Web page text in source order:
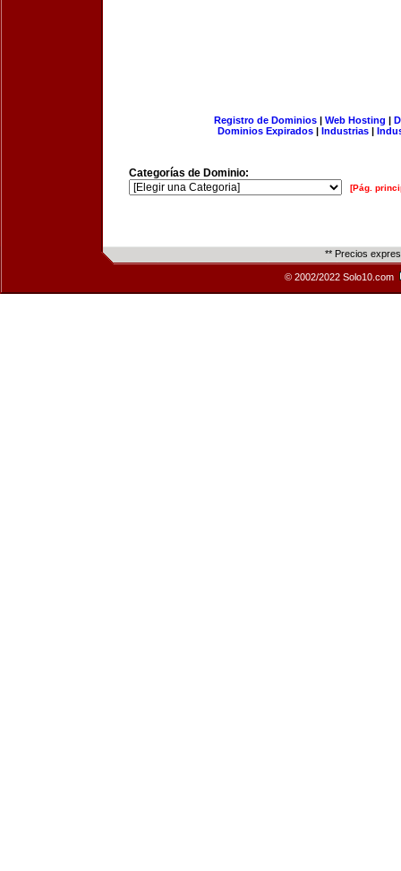
Registro de Dominios| Web Hosting |
Dominios Expirados | Industrias |
Categorías de Dominio:
[Pág.
** Precios
© 2002/2022 Solo10.com